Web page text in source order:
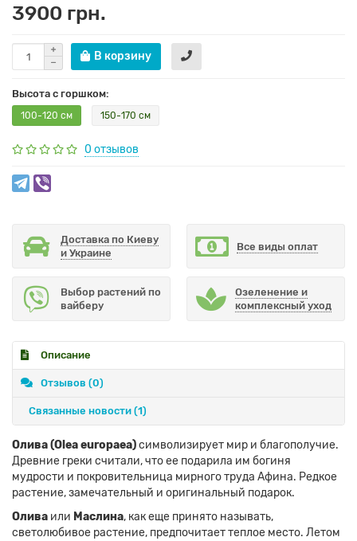
3900 грн.
В корзину
Высота с горшком:
100-120 см 150-170 см
0 отзывов
Доставка по Киеву
и Украине
Все виды оплат
Выбор растений по
вайберу
Озеленение и
комплексный уход
Описание
Отзывов (0)
Связанные новости (1)
Олива (Olea europaea)символизирует мир и благополучие.
Древние греки считали, что ее подарила им богиня
мудрости и покровительница мирного труда Афина. Редкое
растение, замечательный и оригинальный подарок.
Олива или Маслина, как еще принято называть,
светолюбивое растение, предпочитает теплое место. Летом